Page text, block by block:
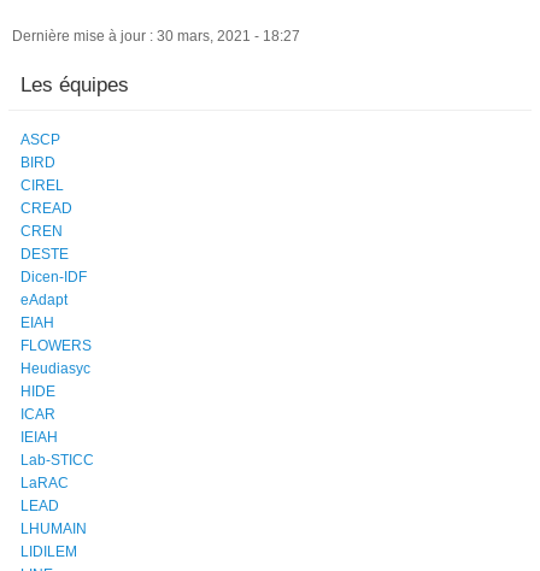
Dernière mise à jour : 30 mars, 2021 - 18:27
Les équipes
ASCP
BIRD
CIREL
CREAD
CREN
DESTE
Dicen-IDF
eAdapt
EIAH
FLOWERS
Heudiasyc
HIDE
ICAR
IEIAH
Lab-STICC
LaRAC
LEAD
LHUMAIN
LIDILEM